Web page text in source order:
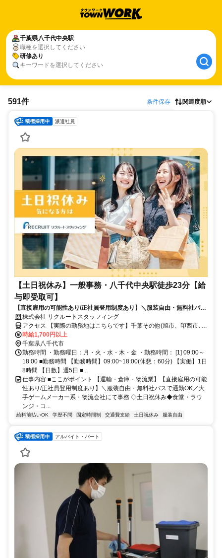
千葉県八千代中央駅
職種を選択してください
研修あり
キーワードを選択してください
591件 条件保存 関連度順
派遣社員
【土日祝休み】一般事務・八千代中央駅徒歩23分【給
与即受取可】
【直接雇用の可能性あり/正社員登用制度あり】＼服装自由・無料社バス
で通勤OK／大手ゲームメーカー系・物流会社にて事務◇土日祝休み◆食
堂・ラウンジ・コンビニがある充実の職場環境
株式会社 リクルートスタッフィング
アクセス 【実際の勤務地はこちらです】千葉その他(旭市、印西市､市
原市など)千葉県八千代中央駅徒歩23分八千代中央駅徒歩0分バス10
分
時給1,700円以上
千葉県八千代市
勤務時間 ・勤務曜日：月・火・水・木・金 ・勤務時間： [1] 09:00～
18:00 ■勤務時間 【勤務時間】09:00~18:00(休憩：60分) 【実働】1日
8時間 【日数】週5日 ■...
仕事内容 ■ここがポイント 【運輸・倉庫・物流業】【直接雇用の可能
性あり/正社員登用制度あり】＼服装自由・無料社バスで通勤OK／大
手ゲームメーカー系・物流会社にて事務 ◇土日祝休み◆食堂・ラウ
ンジ・コ...
給料前払いOK 学歴不問 固定時間制 交通費支給 土日祝休み 服装自由
アルバイト・パート